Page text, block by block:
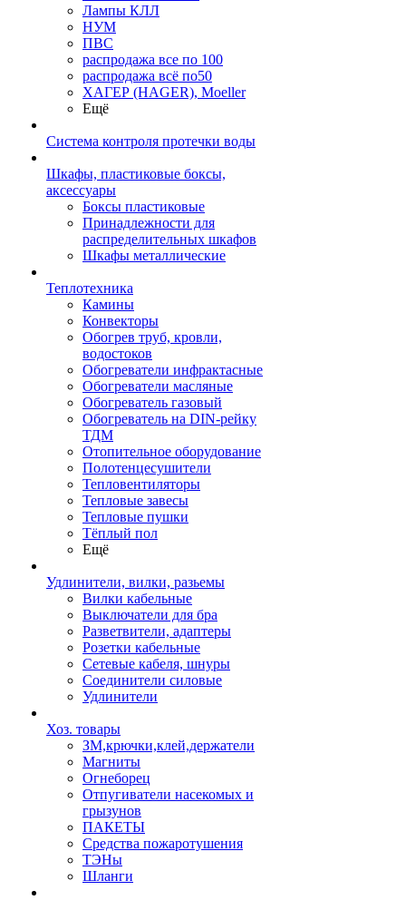
Лампы КЛЛ
НУМ
ПВС
распродажа все по 100
распродажа всё по50
ХАГЕР (HAGER), Moeller
Ещё
Система контроля протечки воды
Шкафы, пластиковые боксы,
аксессуары
Боксы пластиковые
Принадлежности для
распределительных шкафов
Шкафы металлические
Теплотехника
Камины
Конвекторы
Обогрев труб, кровли,
водостоков
Обогреватели инфрактасные
Обогреватели масляные
Обогреватель газовый
Обогреватель на DIN-рейку
ТДМ
Отопительное оборудование
Полотенцесушители
Тепловентиляторы
Тепловые завесы
Тепловые пушки
Тёплый пол
Ещё
Удлинители, вилки, разьемы
Вилки кабельные
Выключатели для бра
Разветвители, адаптеры
Розетки кабельные
Сетевые кабеля, шнуры
Соединители силовые
Удлинители
Хоз. товары
ЗМ,крючки,клей,держатели
Магниты
Огнеборец
Отпугиватели насекомых и
грызунов
ПАКЕТЫ
Средства пожаротушения
ТЭНы
Шланги